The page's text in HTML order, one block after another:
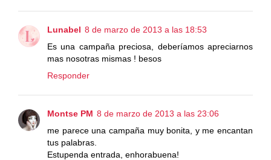
Lunabel 8 de marzo de 2013 a las 18:53
Es una campaña preciosa, deberíamos apreciarnos
mas nosotras mismas ! besos
Responder
Montse PM 8 de marzo de 2013 a las 23:06
me parece una campaña muy bonita, y me encantan
tus palabras.
Estupenda entrada, enhorabuena!